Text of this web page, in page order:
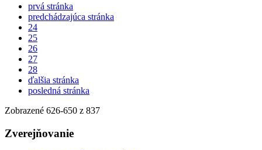
prvá stránka
predchádzajúca stránka
24
25
26
27
28
ďalšia stránka
posledná stránka
Zobrazené 626-650 z 837
Zverejňovanie